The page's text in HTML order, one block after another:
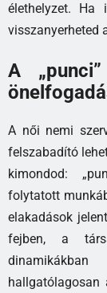
élethelyzet. Ha
visszanyerheted
A
A női nemi
felszabadító
kimondod:
folytatott
elakadások
fejben, a
hallgatólagosan